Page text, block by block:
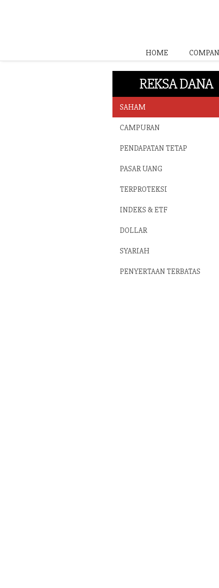
HOME
REKSA DANA
SAHAM
CAMPURAN
PENDAPATAN TETAP
PASAR UANG
TERPROTEKSI
INDEKS & ETF
DOLLAR
SYARIAH
PENYERTAAN TERBATAS